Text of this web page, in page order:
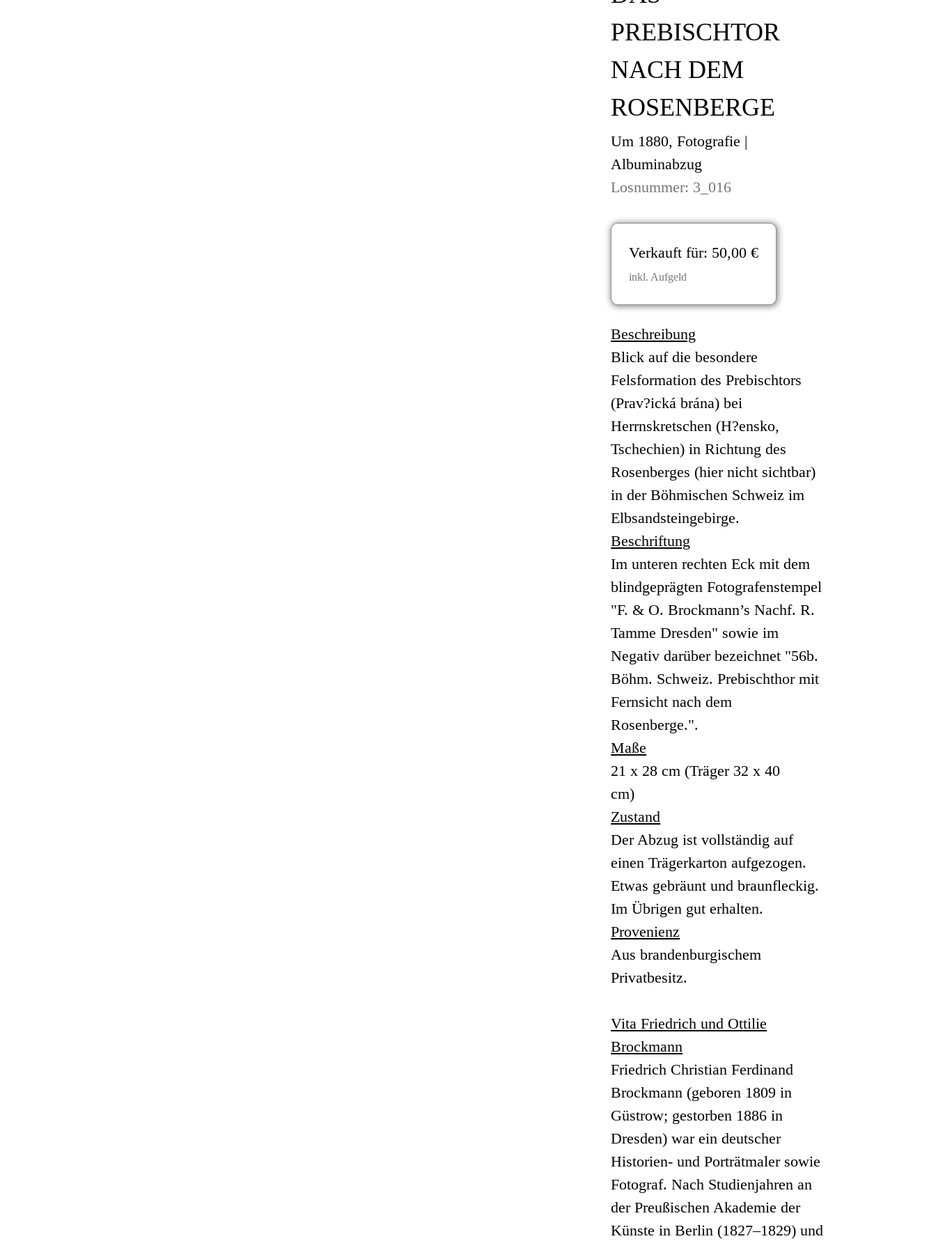
PREBISCHTOR
NACH DEM
ROSENBERGE
Um 1880, Fotografie |
Albuminabzug
Losnummer: 3_016
Verkauft für: 50,00 €
inkl. Aufgeld
Beschreibung
Blick auf die besondere
Felsformation des Prebischtors
(Prav?ická brána) bei
Herrnskretschen (H?ensko,
Tschechien) in Richtung des
Rosenberges (hier nicht sichtbar)
in der Böhmischen Schweiz im
Elbsandsteingebirge.
Beschriftung
Im unteren rechten Eck mit dem
blindgeprägten Fotografenstempel
"F. & O. Brockmann’s Nachf. R.
Tamme Dresden" sowie im
Negativ darüber bezeichnet "56b.
Böhm. Schweiz. Prebischthor mit
Fernsicht nach dem
Rosenberge.".
Maße
21 x 28 cm (Träger 32 x 40
cm)
Zustand
Der Abzug ist vollständig auf
einen Trägerkarton aufgezogen.
Etwas gebräunt und braunfleckig.
Im Übrigen gut erhalten.
Provenienz
Aus brandenburgischem
Privatbesitz.
Vita Friedrich und Ottilie
Brockmann
Friedrich Christian Ferdinand
Brockmann (geboren 1809 in
Güstrow; gestorben 1886 in
Dresden) war ein deutscher
Historien- und Porträtmaler sowie
Fotograf. Nach Studienjahren an
der Preußischen Akademie der
Künste in Berlin (1827–1829) und